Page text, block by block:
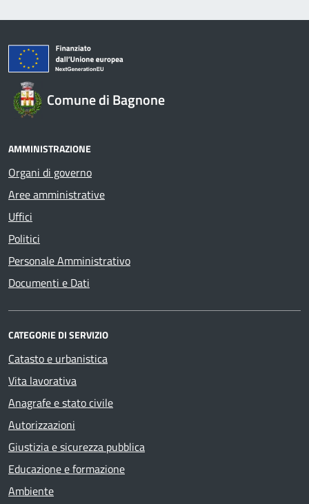
Comune di Bagnone
AMMINISTRAZIONE
Organi di governo
Aree amministrative
Uffici
Politici
Personale Amministrativo
Documenti e Dati
CATEGORIE DI SERVIZIO
Catasto e urbanistica
Vita lavorativa
Anagrafe e stato civile
Autorizzazioni
Giustizia e sicurezza pubblica
Educazione e formazione
Ambiente